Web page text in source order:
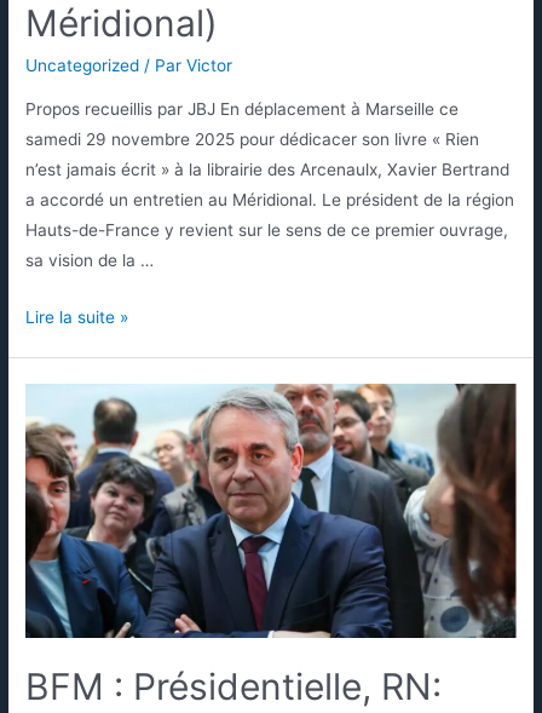
Méridional)
Uncategorized / ParVictor
Propos recueillis par JBJ En déplacement à Marseille ce
samedi 29 novembre 2025 pour dédicacer son livre « Rien
n’est jamais écrit » à la librairie des Arcenaulx, Xavier Bertrand
a accordé un entretien au Méridional. Le président de la région
Hauts-de-France y revient sur le sens de ce premier ouvrage,
sa vision de la …
Lire la suite »
BFM : Présidentielle, RN: